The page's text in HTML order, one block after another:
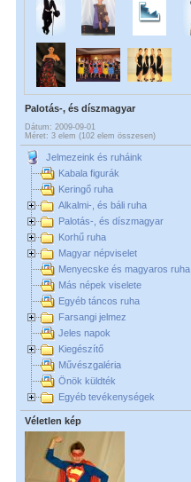
Palotás-, és díszmagyar
Dátum: 2009-09-01
Méret: 3 elem (102 elem összesen)
Jelmezeink és ruháink
Kabala figurák
Keringő ruha
Alkalmi-, és báli ruha
Palotás-, és díszmagyar
Korhű ruha
Magyar népviselet
Menyecske és magyaros ruha
Más népek viselete
Egyéb táncos ruha
Farsangi jelmez
Jeles napok
Kiegészítő
Művészgaléria
Önök küldték
Egyéb tevékenységek
Véletlen kép